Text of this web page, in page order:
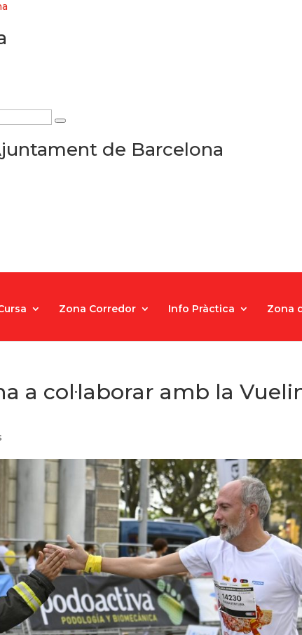
de Barcelona
Zona Corredor Info Pràctica Zona
a col·laborar amb la